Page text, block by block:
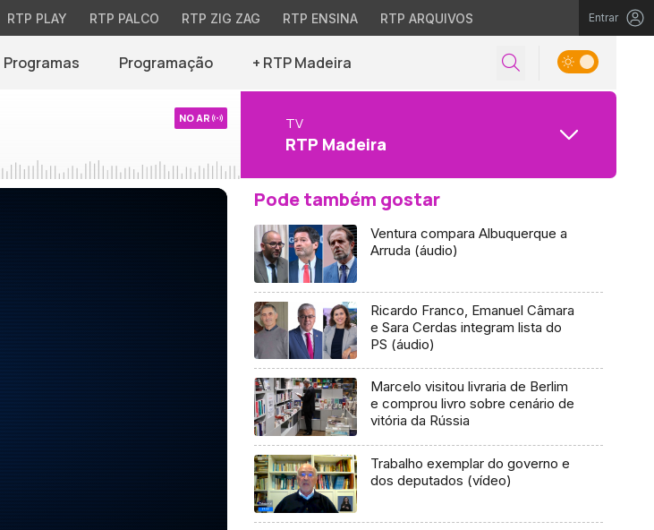
RTP PLAY RTP PALCO RTP ZIG ZAG RTP ENSINA RTP ARQUIVOS Entrar
Programas Programação + RTP Madeira
NO AR TV
RTP Madeira
Pode também gostar
Ventura compara Albuquerque a
Arruda (áudio)
Ricardo Franco, Emanuel Câmara
e Sara Cerdas integram lista do
PS (áudio)
Marcelo visitou livraria de Berlim
e comprou livro sobre cenário de
vitória da Rússia
Trabalho exemplar do governo e
dos deputados (vídeo)